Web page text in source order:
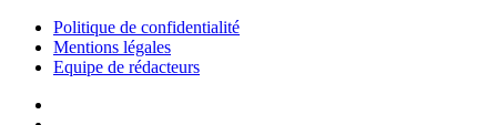
Politique de confidentialité
Mentions légales
Equipe de rédacteurs